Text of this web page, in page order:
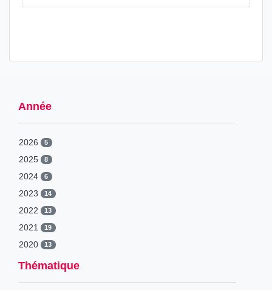
Année
2026 5
2025 8
2024 6
2023 14
2022 13
2021 19
2020 13
2019
Thématique